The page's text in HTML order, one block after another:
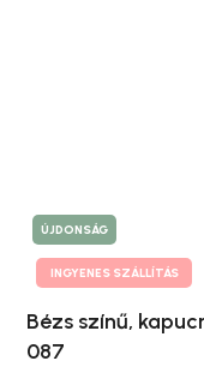
ÚJDONSÁG
INGYENES SZÁLLÍTÁS
Bézs színű,
087